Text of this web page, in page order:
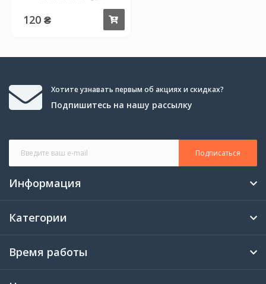
120 ₴
Хотите узнавать первым об акциях и скидках?
Подпишитесь на нашу рассылку
Подписаться
Информация
Категории
Время работы